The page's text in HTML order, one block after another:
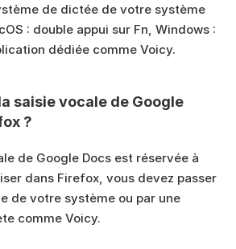
de dictée de votre système
: double appui sur Fn, Windows :
dédiée comme Voicy.
saisie vocale de Google
?
de Google Docs est réservée à
dans Firefox, vous devez passer
de votre système ou par une
comme Voicy.